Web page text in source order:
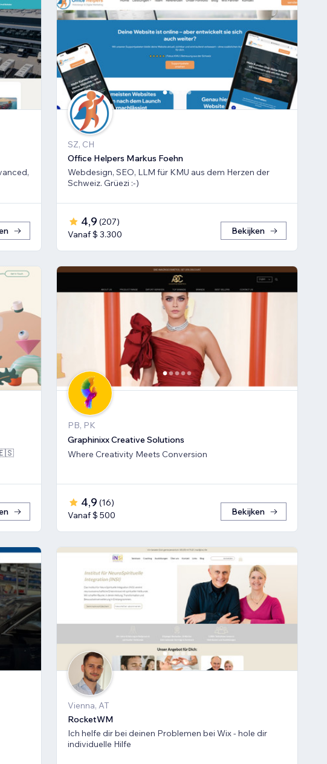
SZ, CH
Office Helpers Markus Foehn
Webdesign, SEO, LLM für KMU aus dem Herzen der
Schweiz. Grüezi :-)
4,9 (207)
Vanaf $ 3.300
Bekijken
PB, PK
Graphinixx Creative Solutions
Where Creativity Meets Conversion
4,9 (16)
Vanaf $ 500
Bekijken
Vienna, AT
RocketWM
Ich helfe dir bei deinen Problemen bei Wix - hole dir
individuelle Hilfe